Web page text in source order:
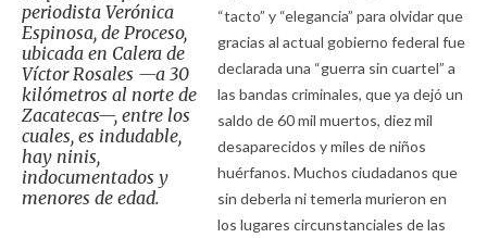
periodista Verónica
Espinosa, de Proceso,
ubicada en Calera de
Víctor Rosales —a 30
kilómetros al norte de
Zacatecas—, entre los
cuales, es indudable,
hay ninis,
indocumentados y
menores de edad.
“tacto” y “elegancia” para olvidar que
gracias al actual gobierno federal fue
declarada una “guerra sin cuartel” a
las bandas criminales, que ya dejó un
saldo de 60 mil muertos, diez mil
desaparecidos y miles de niños
huérfanos. Muchos ciudadanos que
sin deberla ni temerla murieron en
los lugares circunstanciales de las